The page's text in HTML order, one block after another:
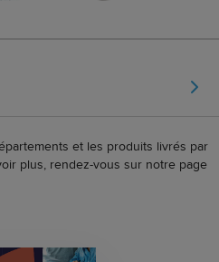
et les produits livrés par
plus, rendez-vous sur notre page